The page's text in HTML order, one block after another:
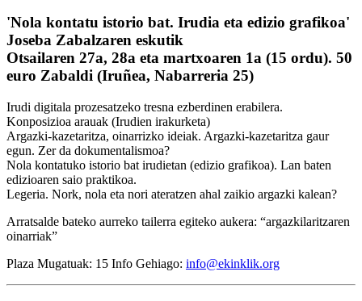
'Nola kontatu istorio bat. Irudia eta edizio grafikoa'
Joseba Zabalzaren eskutik
Otsailaren 27a, 28a eta martxoaren 1a (15 ordu). 50
euro Zabaldi (Iruñea, Nabarreria 25)
Irudi digitala prozesatzeko tresna ezberdinen erabilera.
Konposizioa arauak (Irudien irakurketa)
Argazki-kazetaritza, oinarrizko ideiak. Argazki-kazetaritza gaur
egun. Zer da dokumentalismoa?
Nola kontatuko istorio bat irudietan (edizio grafikoa). Lan baten
edizioaren saio praktikoa.
Legeria. Nork, nola eta nori ateratzen ahal zaikio argazki kalean?
Arratsalde bateko aurreko tailerra egiteko aukera: “argazkilaritzaren
oinarriak”
Plaza Mugatuak: 15 Info Gehiago: info@ekinklik.org